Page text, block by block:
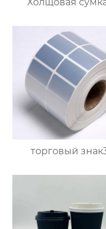
торговый